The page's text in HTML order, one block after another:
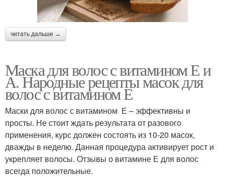
читать дальше →
Маска для волос с витамином Е и
А. Народные рецепты масок для
волос с витамином Е
Маски для волос с витамином Е – эффективны и
просты. Не стоит ждать результата от разового
применения, курс должен состоять из 10-20 масок,
дважды в неделю. Данная процедура активирует рост и
укрепляет волосы. Отзывы о витамине Е для волос
всегда положительные.